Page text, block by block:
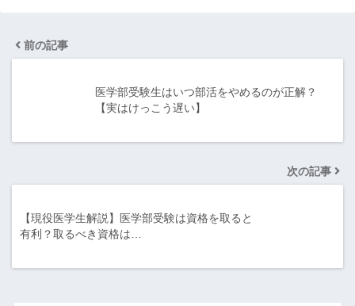
前の記事
医学部受験生はいつ部活をやめるのが正解？
【実はけっこう遅い】
次の記事
【現役医学生解説】医学部受験は資格を取ると
有利？取るべき資格は…